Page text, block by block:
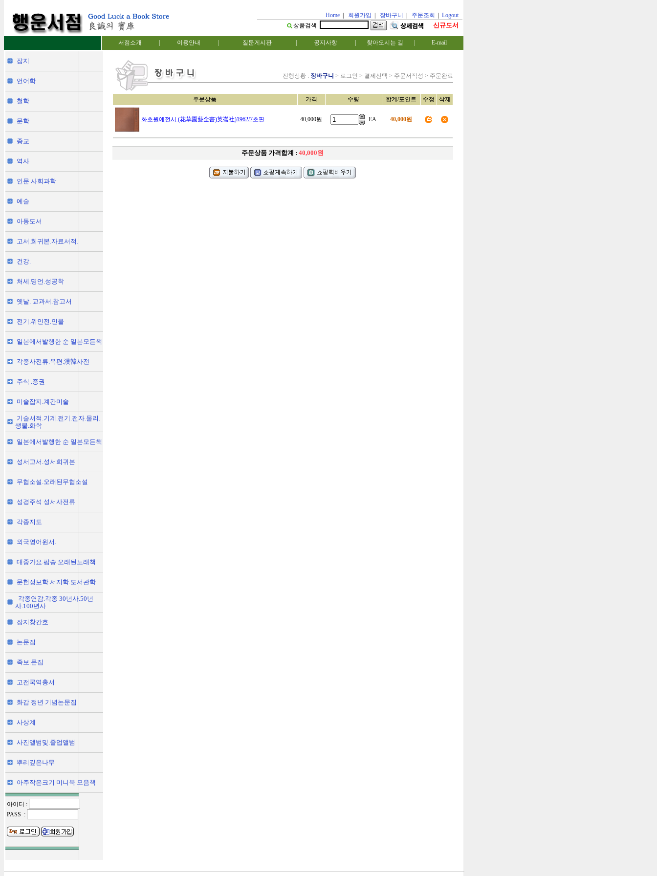
Home 회원가입 장바구니 주문조회
Logout
상품검색
신규도서
서점소개 이용안내 질문게시판 공지사항 찾아오시는 길 E-mail
잡지
언어학
철학
문학
종교
역사
인문 사회과학
예술
아동도서
고서.희귀본.자료서적.
건강.
처세.명언.성공학
옛날. 교과서.참고서
전기.위인전.인물
일본에서발행한 순 일본모든책
각종사전류.옥편.漢韓사전
주식 .증권
미술잡지.계간미술
기술서적.기계.전기.전자.물리.
생물.화학
일본에서발행한 순 일본모든책
성서고서.성서희귀본
무협소설.오래된무협소설
성경주석 성서사전류
각종지도
외국영어원서.
대중가요.팝송.오래된노래책
문헌정보학.서지학.도서관학
각종연감.각종 30년사.50년
사.100년사
잡지창간호
논문집
족보.문집
고전국역총서
화갑 정년 기념논문집
사상계
사진앨범및.졸업앨범
뿌리깊은나무
아주작은크기 미니북 모음책
아이디 :
PASS :
진행상황 : 장바구니 > 로그인 > 결제선택 > 주문서작성 > 주문완료
주문상품 가격 수량 합계/포인트 수정 삭제
화초원예전서 (花草園藝全書)英崙社)1962/7초판 40,000원 EA 40,000원
주문상품 가격합계 : 40,000원